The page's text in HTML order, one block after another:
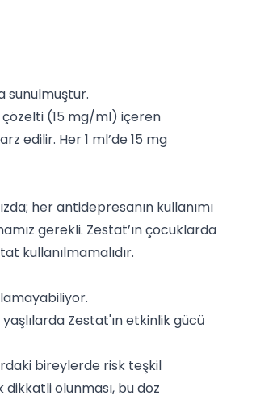
sunulmuştur.
çözelti (15 mg/ml) içeren
edilir. Her 1 ml’de 15 mg
her antidepresanın kullanımı
gerekli. Zestat’ın çocuklarda
kullanılmamalıdır.
Zestat'ın etkinlik gücü
bireylerde risk teşkil
olunması, bu doz